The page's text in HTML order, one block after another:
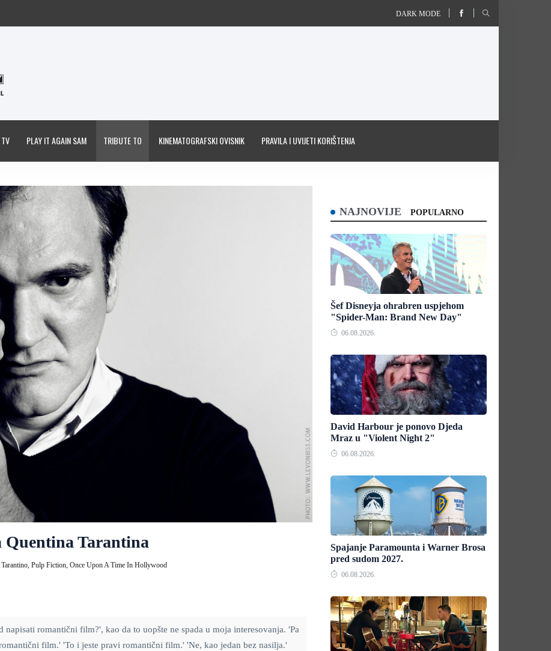
DARK MODE
TV PLAY IT AGAIN SAM TRIBUTE TO KINEMATOGRAFSKI OVISNIK PRAVILA I UVIJETI KORIŠTENJA
Quentina Tarantina
Pulp Fiction, Once Upon A Time In Hollywood
romantični film?', kao da to uopšte ne spada u moja interesovanja. 'Pa
film.' 'To i jeste pravi romantični film.' 'Ne, kao jedan bez nasilja.'
NAJNOVIJE POPULARNO
Šef Disneyja ohrabren uspjehom
"Spider-Man: Brand New Day"
06.08.2026.
David Harbour je ponovo Djeda
Mraz u "Violent Night 2"
06.08.2026.
Spajanje Paramounta i Warner Brosa
pred sudom 2027.
06.08.2026.